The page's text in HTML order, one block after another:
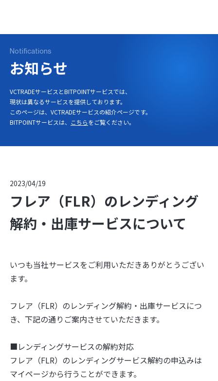
Notifications
お知らせ
VCTRADEサービスとBITPOINTサービスでは、
現状は異なるサービスを提供しております。
このページは、VCTRADEサービスの紹介ページです。
BITPOINTサービスは、
こちらをご覧ください。
2023/04/19
フレア（FLR）のレンディング
解約・出庫サービスについて
いつも当社サービスをご利用いただきありがとうござい
ます。
フレア（FLR）のレンディング解約・出庫サービスにつ
き、下記の通りご案内させていただきます。
■レンディングサービスの解約対応
フレア（FLR）のレンディングサービス解約の申込みは
マイページから行うことができます。